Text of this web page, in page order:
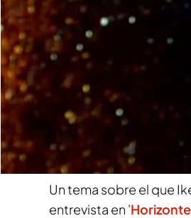
Compartir
Desde que Víctor de
queposee un sobre
información sobre
elacionadas con una
confesado que
está
Un tema sobre el que
entrevista en 'Horizonte